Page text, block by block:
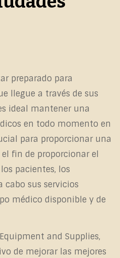
preparado para
llegue a través de sus
ideal mantener una
en todo momento en
para proporcionar una
fin de proporcionar el
pacientes, los
cabo sus servicios
médico disponible y de
and Supplies,
de mejorar las mejores